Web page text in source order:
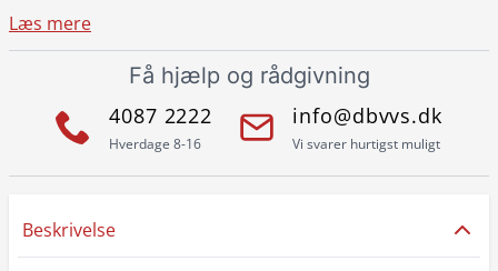
Læs mere
Få hjælp og rådgivning
4087 2222
Hverdage 8-16
info@dbvvs.dk
Vi svarer hurtigst muligt
Beskrivelse